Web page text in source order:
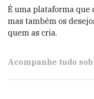
É uma plataforma que
mas também os
quem as cria.
Acompanhe tudo